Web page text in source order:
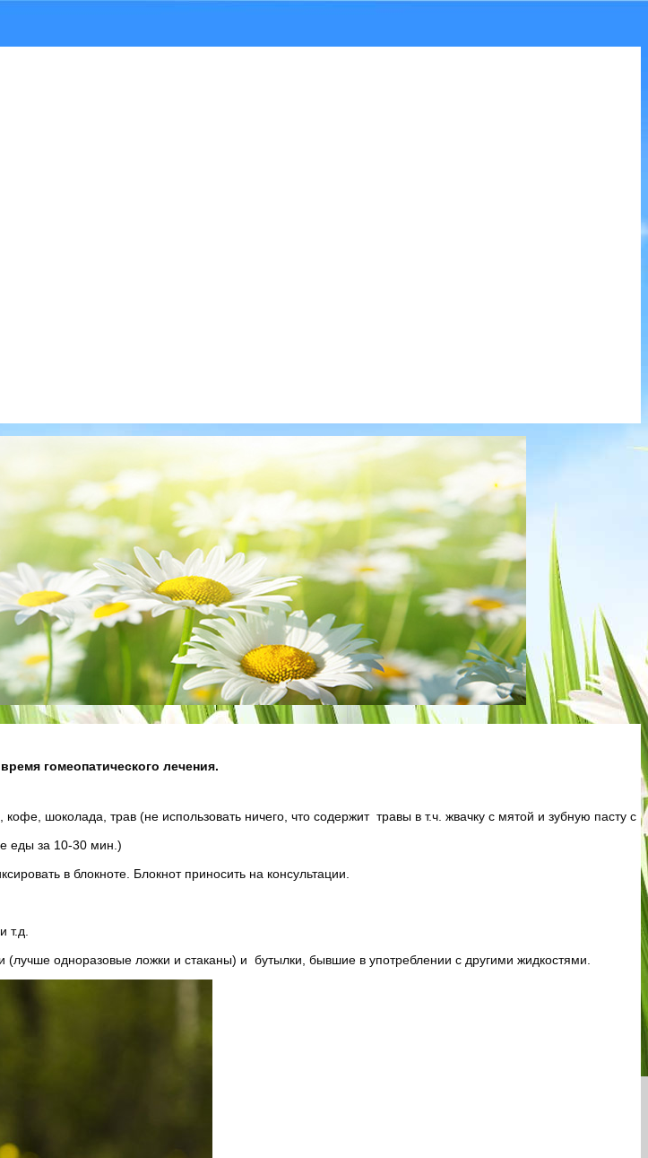
гомеопатического лечения.
шоколада, трав (не использовать ничего, что содержит травы в т.ч. жвачку с мятой и зубную пасту с
еды за 10-30 мин.)
в блокноте. Блокнот приносить на консультации.
т.д.
(лучше одноразовые ложки и стаканы) и бутылки, бывшие в употреблении с другими жидкостями.